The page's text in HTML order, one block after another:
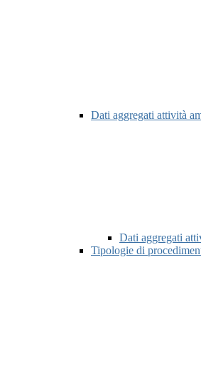
Dati aggregati attività
Dati aggregati
Tipologie di